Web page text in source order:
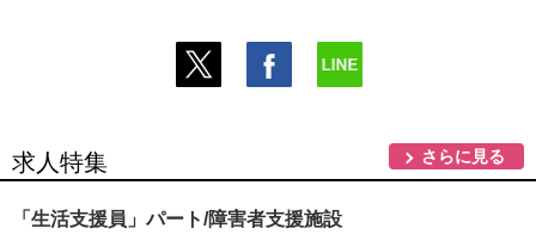
求人特集 さらに見る
「生活支援員」パート/障害者支援施設